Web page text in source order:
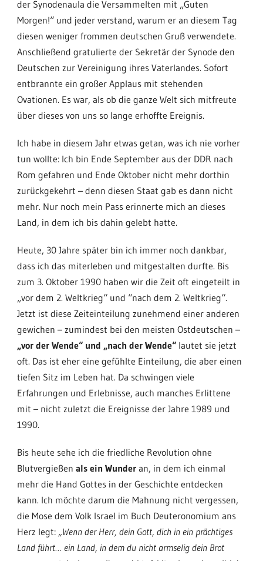
der Synodenaula die Versammelten mit „Guten
Morgen!“ und jeder verstand, warum er an diesem Tag
diesen weniger frommen deutschen Gruß verwendete.
Anschließend gratulierte der Sekretär der Synode den
Deutschen zur Vereinigung ihres Vaterlandes. Sofort
entbrannte ein großer Applaus mit stehenden
Ovationen. Es war, als ob die ganze Welt sich mitfreute
über dieses von uns so lange erhoffte Ereignis.
Ich habe in diesem Jahr etwas getan, was ich nie vorher
tun wollte: Ich bin Ende September aus der DDR nach
Rom gefahren und Ende Oktober nicht mehr dorthin
zurückgekehrt – denn diesen Staat gab es dann nicht
mehr. Nur noch mein Pass erinnerte mich an dieses
Land, in dem ich bis dahin gelebt hatte.
Heute, 30 Jahre später bin ich immer noch dankbar,
dass ich das miterleben und mitgestalten durfte. Bis
zum 3. Oktober 1990 haben wir die Zeit oft eingeteilt in
„vor dem 2. Weltkrieg“ und “nach dem 2. Weltkrieg“.
Jetzt ist diese Zeiteinteilung zunehmend einer anderen
gewichen – zumindest bei den meisten Ostdeutschen –
„vor der Wende“ und „nach der Wende“ lautet sie jetzt
oft. Das ist eher eine gefühlte Einteilung, die aber einen
tiefen Sitz im Leben hat. Da schwingen viele
Erfahrungen und Erlebnisse, auch manches Erlittene
mit – nicht zuletzt die Ereignisse der Jahre 1989 und
1990.
Bis heute sehe ich die friedliche Revolution ohne
Blutvergießen als ein Wunder an, in dem ich einmal
mehr die Hand Gottes in der Geschichte entdecken
kann. Ich möchte darum die Mahnung nicht vergessen,
die Mose dem Volk Israel im Buch Deuteronomium ans
Herz legt: „Wenn der Herr, dein Gott, dich in ein prächtiges
Land führt… ein Land, in dem du nicht armselig dein Brot